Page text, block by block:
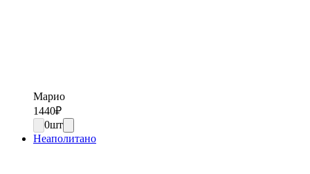
Марио
1440₽
0шт
Неаполитано